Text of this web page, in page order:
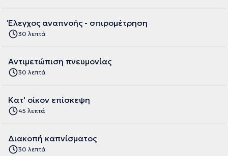
Έλεγχος αναπνοής - σπιρομέτρηση
30 λεπτά
Αντιμετώπιση πνευμονίας
30 λεπτά
Κατ' οίκον επίσκεψη
45 λεπτά
Διακοπή καπνίσματος
30 λεπτά